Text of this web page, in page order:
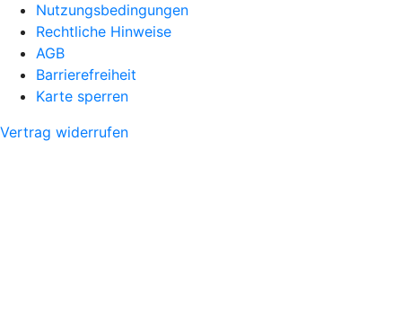
Nutzungsbedingungen
Rechtliche Hinweise
AGB
Barrierefreiheit
Karte sperren
Vertrag widerrufen